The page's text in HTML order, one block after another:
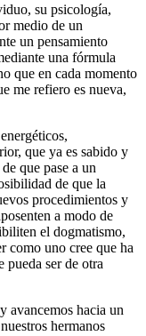
su psicología,
medio de un
un pensamiento
una fórmula
que en cada momento
me refiero es nueva,
que ya es sabido y
que pase a un
de que la
procedimientos y
a modo de
el dogmatismo,
como uno cree que ha
pueda ser de otra
avancemos hacia un
hermanos